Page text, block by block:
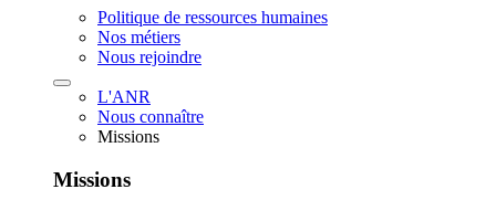
Politique de ressources humaines
Nos métiers
Nous rejoindre
L'ANR
Nous connaître
Missions
Missions